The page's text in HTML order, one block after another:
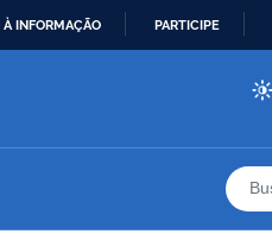
À INFORMAÇÃO PARTICIPE